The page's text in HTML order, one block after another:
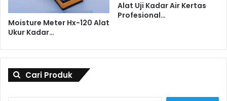
Moisture Meter Hx-120 Alat
Ukur Kadar…
Alat Uji Kadar Air Kertas
Profesional…
Cari Produk